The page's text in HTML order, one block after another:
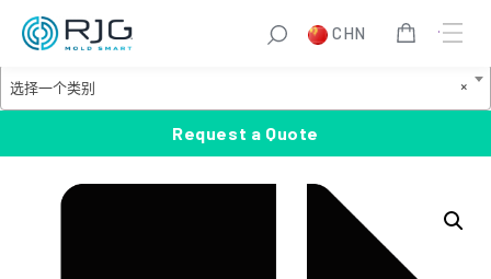
内
容
CHN
a
Product Categories
选
择
个
×
选择一个类别
Request a Quote